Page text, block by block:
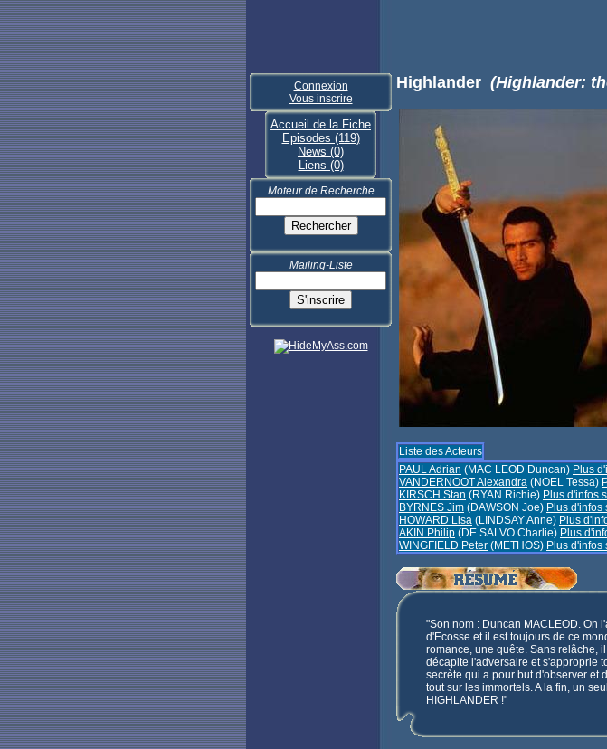
Connexion
Vous inscrire
Accueil de la Fiche
Episodes (119)
News (0)
Liens (0)
Moteur de Recherche
Mailing-Liste
Highlander (Highlander:
Liste des Acteurs
PAUL Adrian (MAC LEOD Duncan) Plus
VANDERNOOT Alexandra (NOEL Tessa)
KIRSCH Stan (RYAN Richie) Plus d'infos
BYRNES Jim (DAWSON Joe) Plus d'infos
HOWARD Lisa (LINDSAY Anne) Plus
AKIN Philip (DE SALVO Charlie) Plus
WINGFIELD Peter (METHOS) Plus d'infos
"Son nom : Duncan MACLEOD. On
d'Ecosse et il est toujours de ce
romance, une quête. Sans relâche,
décapite l'adversaire et s'approprie
secrète qui a pour but d'observer et
tout sur les immortels. A la fin, un
HIGHLANDER !"